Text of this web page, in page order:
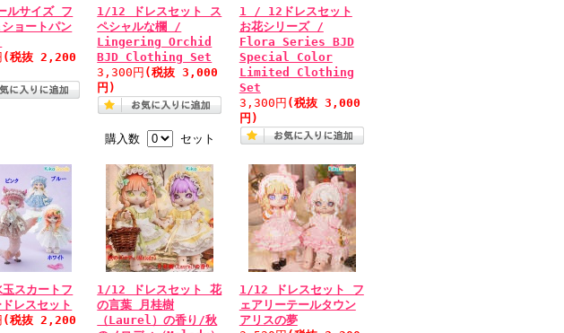
ルサイズ フ
ョートパン
(税抜 2,200
1/12 ドレスセット ス
ペシャルな欄 /
Lingering Orchid
BJD Clothing Set
3,300円 (税抜 3,000
円)
購入数 セット
1 / 12ドレスセット
お花シリーズ /
Flora Series BJD
Special Color
Limited Clothing
Set
3,300円 (税抜 3,000
円)
スカートフ
レスセット
(税抜 2,200
1/12 ドレスセット 花
の言葉 月桂樹
（Laurel）の香り/秋
1/12 ドレスセット フ
ェアリーテールタウン
アリスの夢